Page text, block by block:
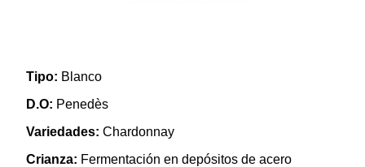
Tipo: Blanco
D.O: Penedès
Variedades:Chardonnay
Crianza: Fermentación en depósitos de acero